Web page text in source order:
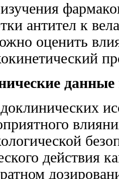
антител к
оценить
данные
действия